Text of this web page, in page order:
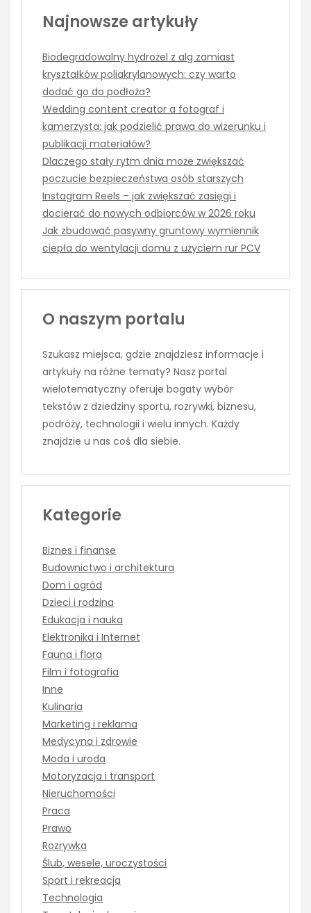
Najnowsze artykuły
Biodegradowalny hydrożel z alg zamiast
kryształków poliakrylanowych: czy warto
dodać go do podłoża?
Wedding content creator a fotograf i
kamerzysta: jak podzielić prawa do wizerunku i
publikacji materiałów?
Dlaczego stały rytm dnia może zwiększać
poczucie bezpieczeństwa osób starszych
Instagram Reels – jak zwiększać zasięgi i
docierać do nowych odbiorców w 2026 roku
Jak zbudować pasywny gruntowy wymiennik
ciepła do wentylacji domu z użyciem rur PCV
O naszym portalu
Szukasz miejsca, gdzie znajdziesz informacje i
artykuły na różne tematy? Nasz portal
wielotematyczny oferuje bogaty wybór
tekstów z dziedziny sportu, rozrywki, biznesu,
podróży, technologii i wielu innych. Każdy
znajdzie u nas coś dla siebie.
Kategorie
Biznes i finanse
Budownictwo i architektura
Dom i ogród
Dzieci i rodzina
Edukacja i nauka
Elektronika i Internet
Fauna i flora
Film i fotografia
Inne
Kulinaria
Marketing i reklama
Medycyna i zdrowie
Moda i uroda
Motoryzacja i transport
Nieruchomości
Praca
Prawo
Rozrywka
Ślub, wesele, uroczystości
Sport i rekreacja
Technologia